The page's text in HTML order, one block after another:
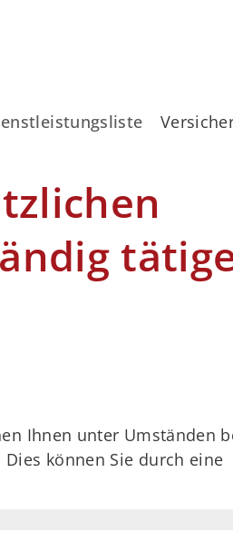
Ihnen unter Umständen
können Sie durch eine